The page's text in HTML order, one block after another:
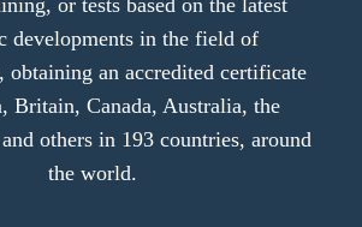
developments in the field of
obtaining an accredited certificate
Britain, Canada, Australia, the
others in 193 countries, around
the world.